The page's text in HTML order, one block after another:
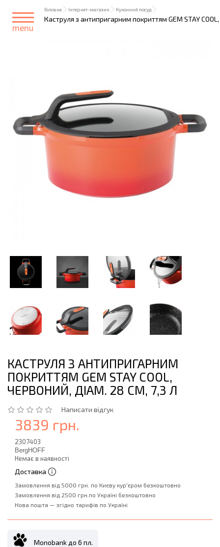
menu
Головна Інтернет-магазин Кухонний посуд
Каструля з антипригарним покриттям GEM STAY
КАСТРУЛЯ З АНТИПРИГАРНИМ
ПОКРИТТЯМ GEM STAY COOL,
ЧЕРВОНИЙ, ДІАМ. 28 СМ, 7,3 Л
Написати відгук
3839 грн.
2307403
BergHOFF
Немає в наявності
Доставка
Замовлення від 5000 грн. по Києву кур'єром безкоштовно
Замовлення від 2500 грн.по Україні безкоштовно
Нова пошта — згідно тарифів по Україні
Monobank до 6 пл.